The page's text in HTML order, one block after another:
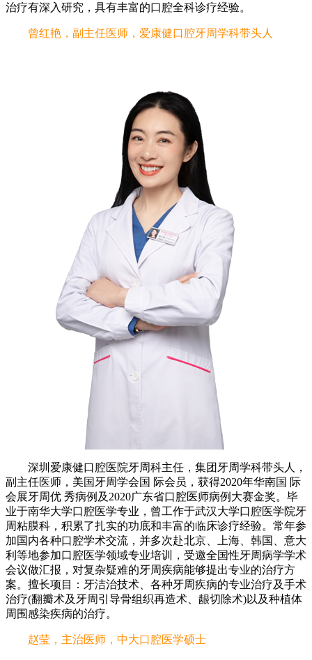
治疗有深入研究，具有丰富的口腔全科诊疗经验。
曾红艳，副主任医师，爱康健口腔牙周学科带头人
深圳爱康健口腔医院牙周科主任，集团牙周学科带头人，
副主任医师，美国牙周学会国 际会员，获得2020年华南国 际
会展牙周优 秀病例及2020广东省口腔医师病例大赛金奖。毕
业于南华大学口腔医学专业，曾工作于武汉大学口腔医学院牙
周粘膜科，积累了扎实的功底和丰富的临床诊疗经验。常年参
加国内各种口腔学术交流，并多次赴北京、上海、韩国、意大
利等地参加口腔医学领域专业培训，受邀全国性牙周病学学术
会议做汇报，对复杂疑难的牙周疾病能够提出专业的治疗方
案。擅长项目：牙洁治技术、各种牙周疾病的专业治疗及手术
治疗(翻瓣术及牙周引导骨组织再造术、龈切除术)以及种植体
周围感染疾病的治疗。
赵莹，主治医师，中大口腔医学硕士